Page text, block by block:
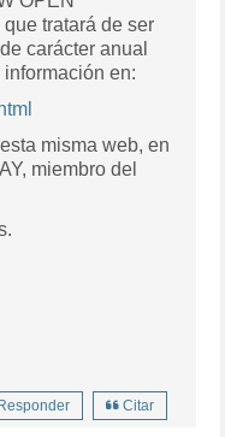
tratará de ser
carácter anual
en:
misma web, en
miembro del
Citar